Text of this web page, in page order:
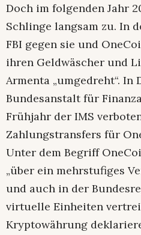
Doch im folgenden Jahr
Schlinge langsam zu. In
FBI gegen sie und
ihren Geldwäscher und
Armenta „umgedreht“. In
Bundesanstalt für
Frühjahr der IMS
Zahlungstransfers für
Unter dem Begriff
„über ein mehrstufiges
und auch in der
virtuelle Einheiten
Kryptowährung